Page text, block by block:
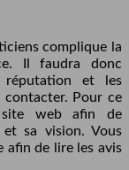
complique la
Il faudra donc
et les
contacter. Pour ce
site web afin de
et sa vision. Vous
afin de lire les avis